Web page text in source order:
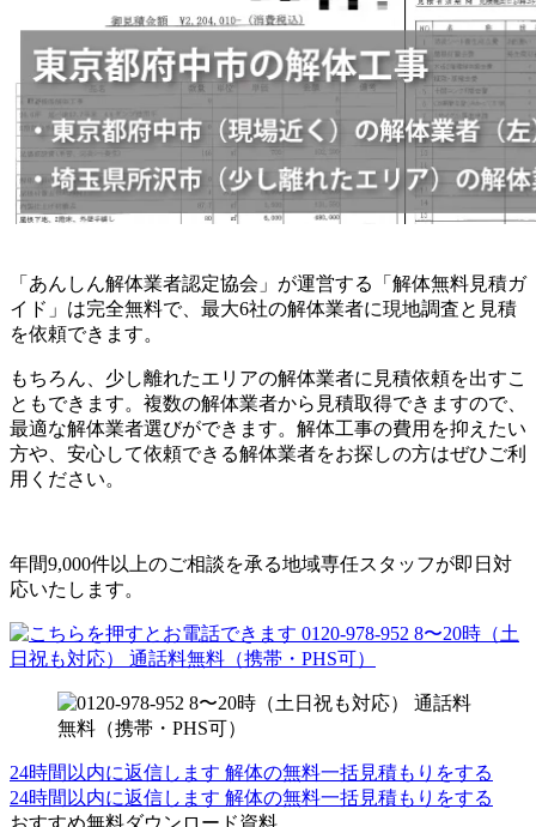
「あんしん解体業者認定協会」が運営する「解体無料見積ガ
イド」は完全無料で、最大6社の解体業者に現地調査と見積
を依頼できます。
もちろん、少し離れたエリアの解体業者に見積依頼を出すこ
ともできます。複数の解体業者から見積取得できますので、
最適な解体業者選びができます。解体工事の費用を抑えたい
方や、安心して依頼できる解体業者をお探しの方はぜひご利
用ください。
年間9,000件以上のご相談を承る地域専任スタッフが即日対
応いたします。
24時間以内に返信します 解体の無料一括見積もりをする
24時間以内に返信します 解体の無料一括見積もりをする
おすすめ無料ダウンロード資料